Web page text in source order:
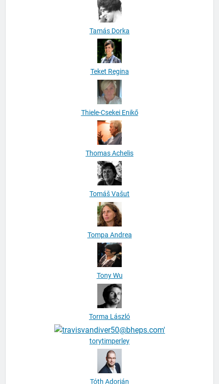
Tamás Dorka
Teket Regina
Thiele-Csekei Enikő
Thomas Achelis
Tomáš Vašut
Tompa Andrea
Tony Wu
Torma László
Tóth Adorján